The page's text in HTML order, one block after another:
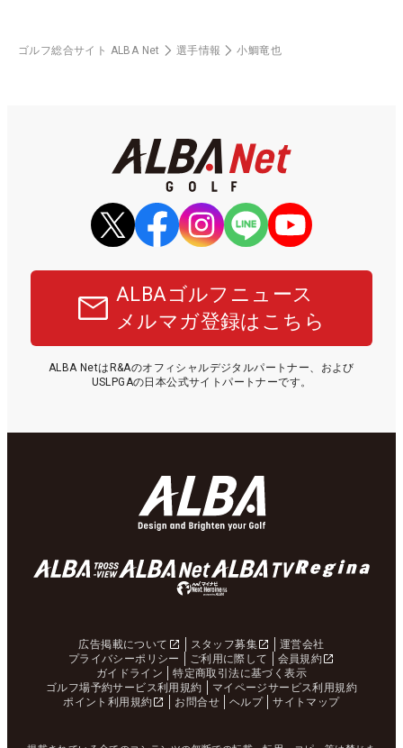
ゴルフ総合サイト ALBA Net 選手情報 小鯛竜也
ALBAゴルフニュース
メルマガ登録はこちら
ALBA NetはR&Aのオフィシャルデジタルパートナー、および
USLPGAの日本公式サイトパートナーです。
広告掲載について スタッフ募集
運営会社
プライバシーポリシー
ご利用に際して
会員規約
ガイドライン
特定商取引法に基づく表示
ゴルフ場予約サービス利用規約
マイページサービス利用規約
ポイント利用規約
お問合せ ヘルプ サイトマップ